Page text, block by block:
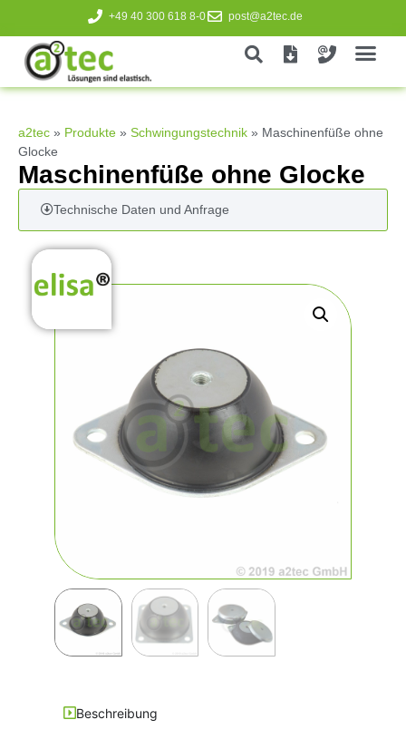
+49 40 300 618 8-0 post@a2tec.de
a2tec » Produkte » Schwingungstechnik » Maschinenfüße ohne
Glocke
Maschinenfüße ohne Glocke
Technische Daten und Anfrage
Beschreibung